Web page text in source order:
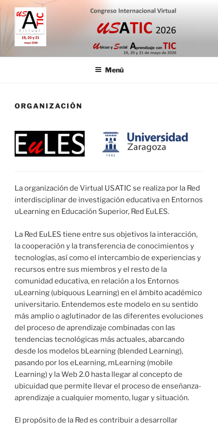
Saltar
contenido
CONGRESO INTERNACIONAL
VIRTUAL USATIC
Menú
ORGANIZACIÓN
La organización de Virtual USATIC se realiza por la Red
interdisciplinar de investigación educativa en Entornos
uLearning en Educación Superior, Red EuLES.
La Red EuLES tiene entre sus objetivos la interacción,
la cooperación y la transferencia de conocimientos y
tecnologías, así como el intercambio de experiencias y
recursos entre sus miembros y el resto de la
comunidad educativa, en relación a los Entornos
uLearning (ubiquous Learning) en el ámbito académico
universitario. Entendemos este modelo en su sentido
más amplio o aglutinador de las diferentes evoluciones
del proceso de aprendizaje combinadas con las
tendencias tecnológicas más actuales, abarcando
desde los modelos bLearning (blended Learning),
pasando por los eLearning, mLearning (mobile
Learning) y la Web 2.0 hasta llegar al concepto de
ubicuidad que permite llevar el proceso de enseñanza-
aprendizaje a cualquier momento, lugar y situación.
El propósito de la Red es contribuir a desarrollar